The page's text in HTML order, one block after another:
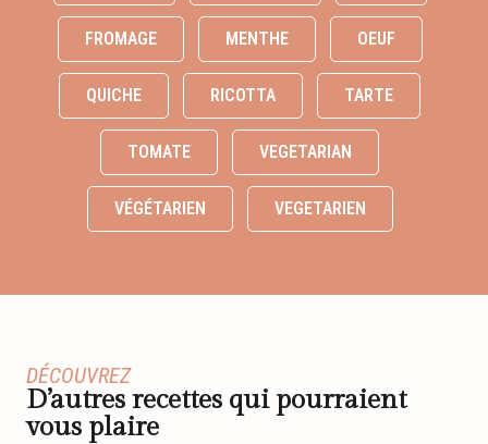
FROMAGE MENTHE OEUF
QUICHE RICOTTA TARTE
TOMATE VEGETARIAN
VÉGÉTARIEN VEGETARIEN
DÉCOUVREZ
D’autres recettes qui pourraient
vous plaire